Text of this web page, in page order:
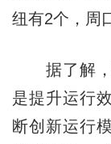
纽有2个，周
据了解，
是提升运行
断创新运行